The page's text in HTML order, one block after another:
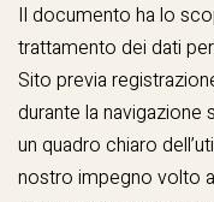
Il documento ha lo
trattamento dei dati
Sito previa
durante la navigazione
un quadro chiaro
nostro impegno volto